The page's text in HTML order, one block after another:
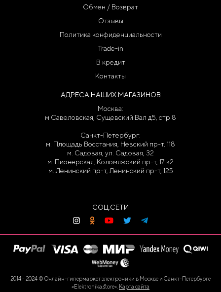
Обмен / Возврат
Отзывы
Политика конфиденциальности
Trade-in
В кредит
Контакты
АДРЕСА НАШИХ МАГАЗИНОВ
Москва:
м Савеловская, Сущевский Вал д5, стр 8
Санкт-Петербург:
м. Площадь Восстания, Невский пр-т, 118
м. Садовая, ул. Садовая, 32
м. Пионерская, Коломяжский пр-т, 17 к2
м. Ленинский пр-т, Ленинский пр-т, 125
СОЦ.СЕТИ
2014 - 2024 © Онлайн-гипермаркет электроники в Москве и Санкт-Петербурге
«Elektronika.store». Карта сайта